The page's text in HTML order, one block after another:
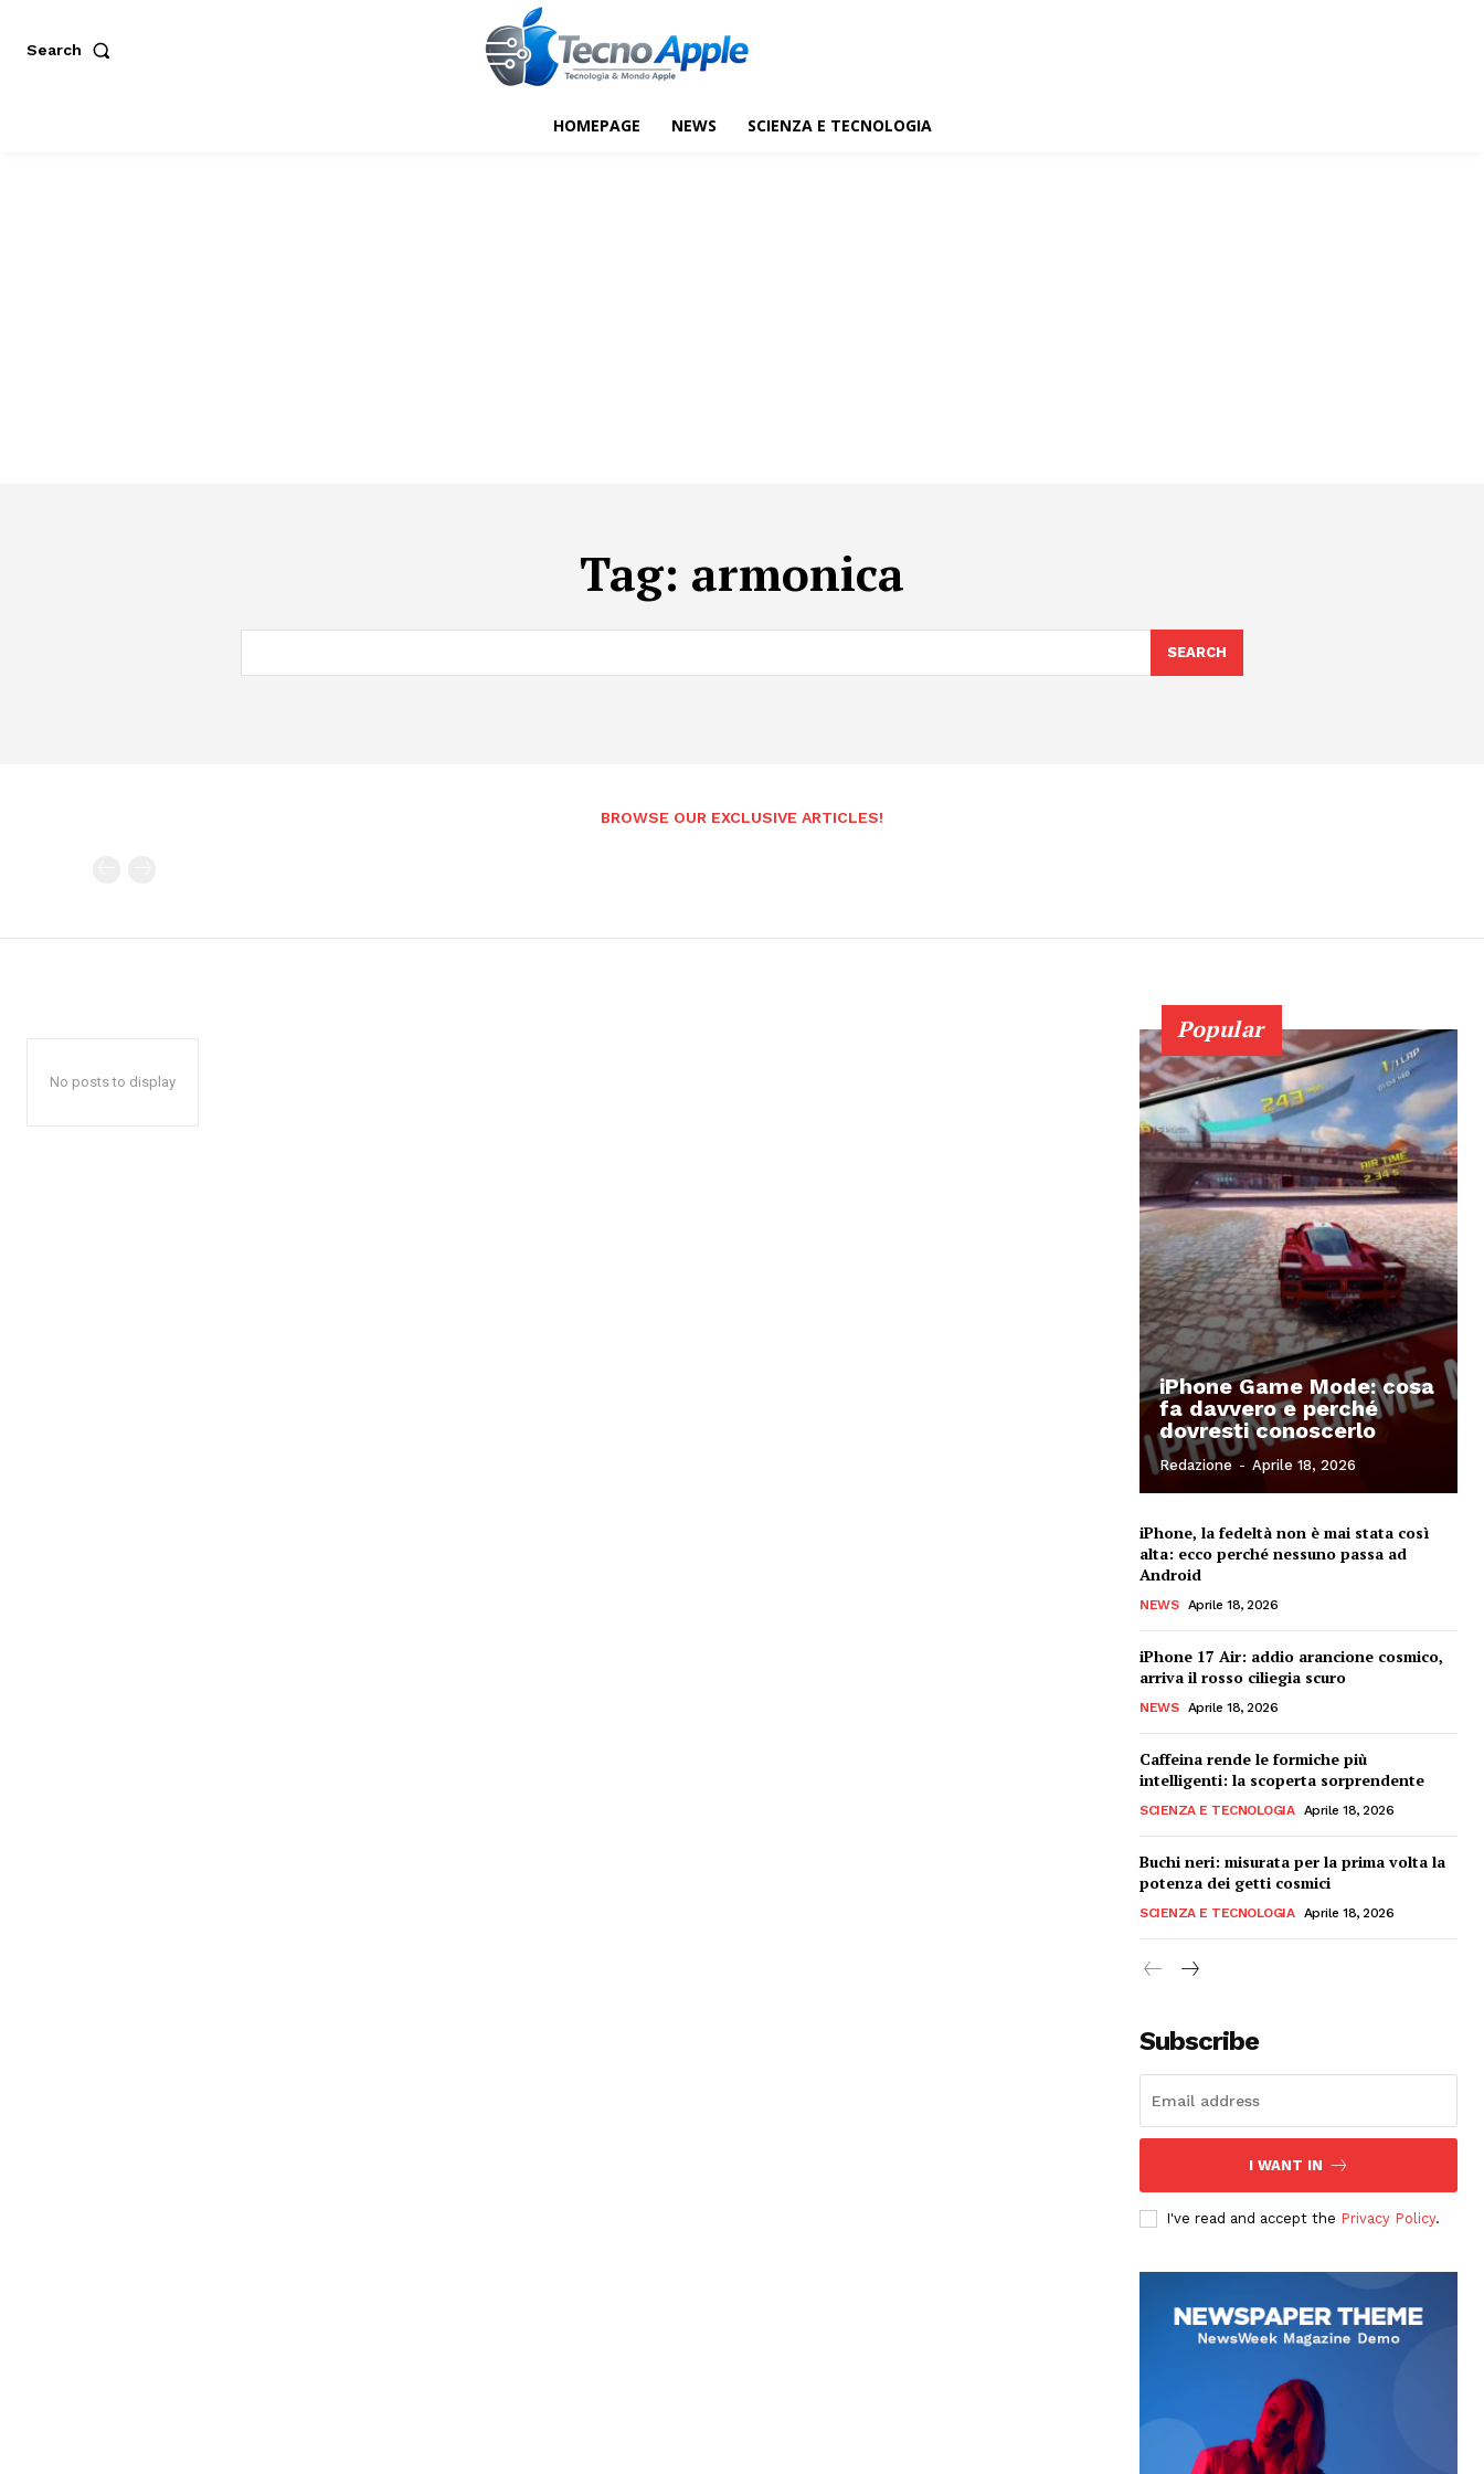
Search
HOMEPAGE NEWS SCIENZA E TECNOLOGIA
Tag: armonica
SEARCH
BROWSE OUR EXCLUSIVE ARTICLES!
No posts to display
Popular
iPhone Game Mode: cosa
fa davvero e perché
dovresti conoscerlo
Redazione - Aprile 18, 2026
iPhone, la fedeltà non è mai stata così
alta: ecco perché nessuno passa ad
Android
NEWS Aprile 18, 2026
iPhone 17 Air: addio arancione cosmico,
arriva il rosso ciliegia scuro
NEWS Aprile 18, 2026
Caffeina rende le formiche più
intelligenti: la scoperta sorprendente
SCIENZA E TECNOLOGIA Aprile 18, 2026
Buchi neri: misurata per la prima volta la
potenza dei getti cosmici
SCIENZA E TECNOLOGIA Aprile 18, 2026
Subscribe
I WANT IN
I've read and accept the Privacy Policy.